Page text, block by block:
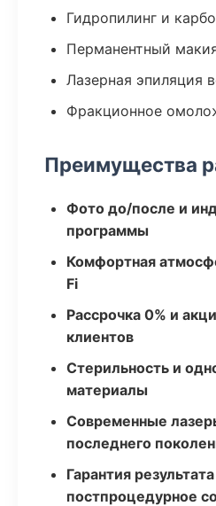
Гидропилинг и
Перманентный
Лазерная эпиляция
Фракционное
Преимущества
Фото до/после и
программы
Комфортная
Fi
Рассрочка 0% и
клиентов
Стерильность и
материалы
Современные
последнего
Гарантия
постпроцедурное